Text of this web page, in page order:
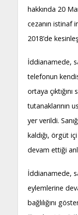
hakkında 20
cezanın istinaf
2018’de
İddianamede,
telefonun
ortaya
tutanaklarının
yer verildi.
kaldığı, örgüt
devam ettiği
İddianamede,
eylemlerine
bağlılığını